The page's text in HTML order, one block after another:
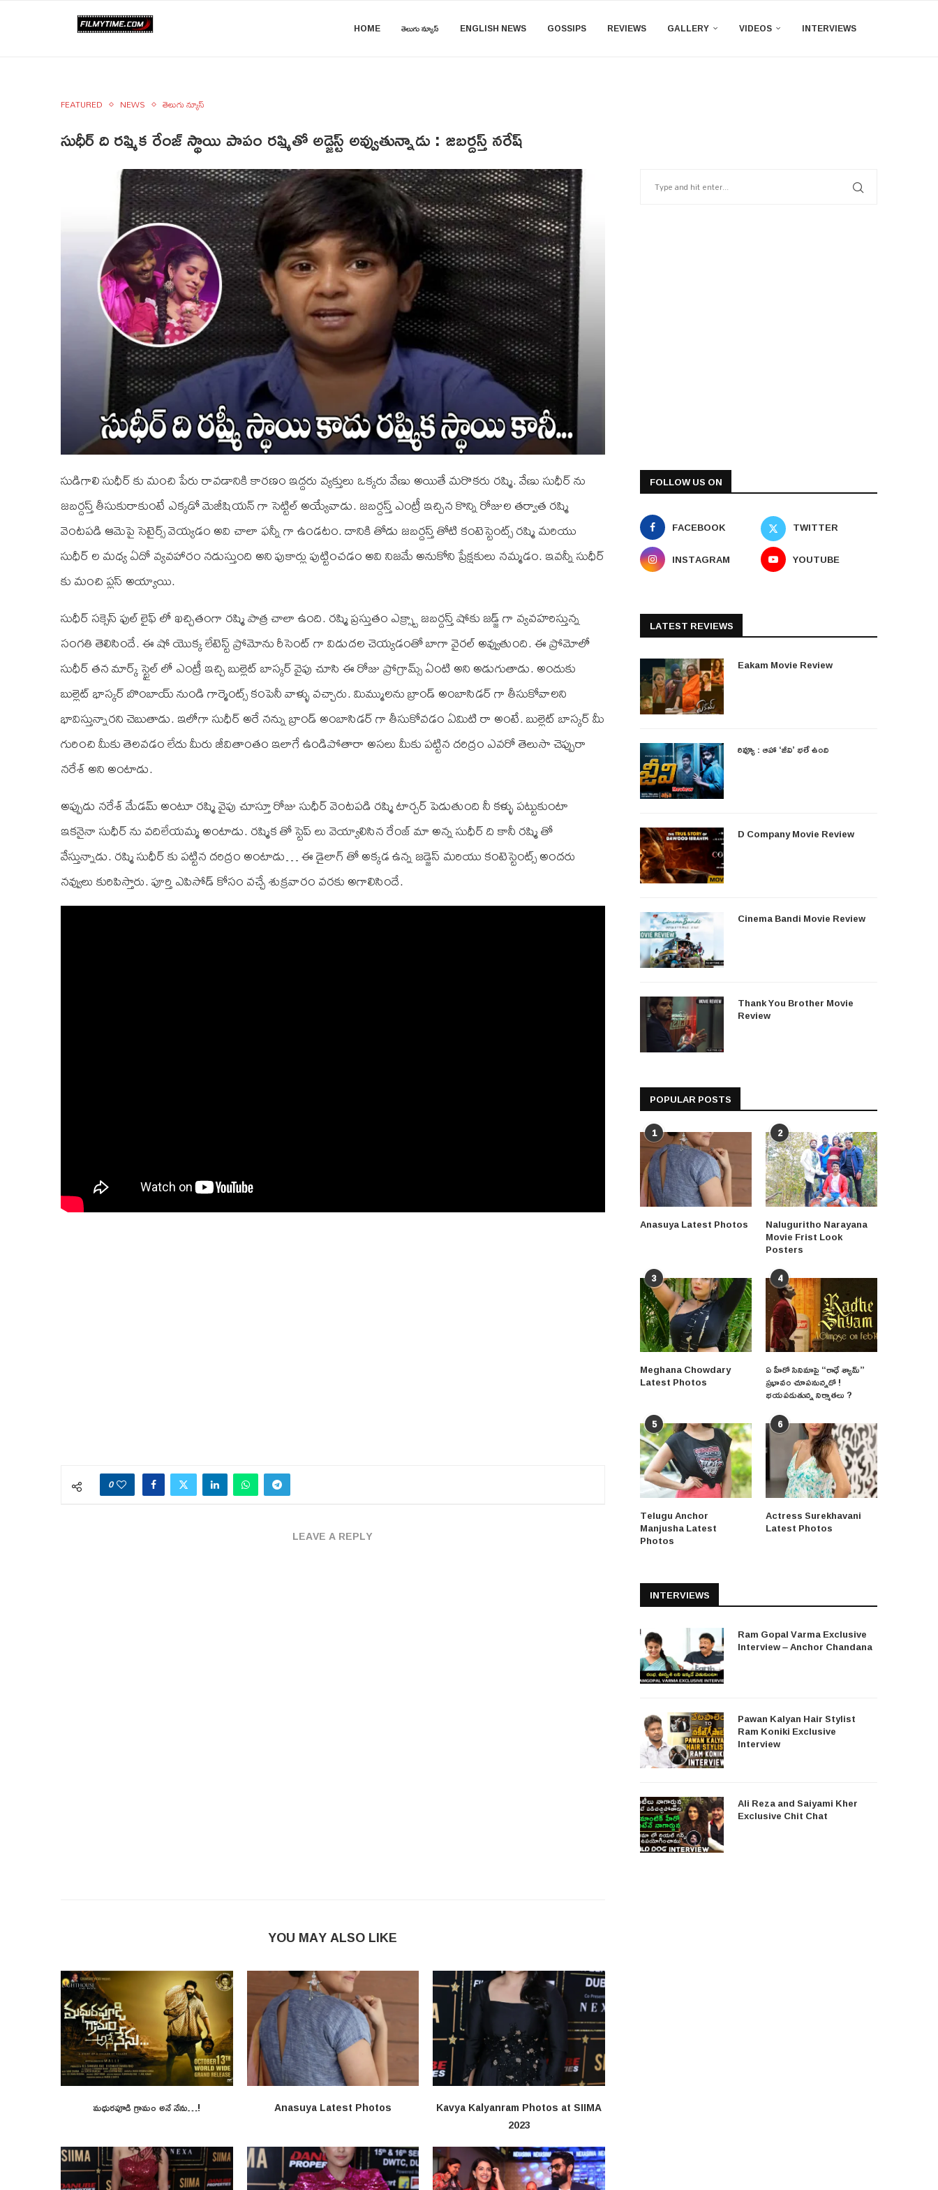
HOME తెలుగు న్యూస్ ENGLISH NEWS GOSSIPS REVIEWS GALLERY VIDEOS INTERVIEWS
FEATURED NEWS తెలుగు న్యూస్
సుధీర్ ది రష్మిక రేంజ్ స్థాయి పాపం రష్మితో అడ్జెస్ట్ అవ్వుతున్నాడు : జబర్దస్త్ నరేష్
సుడిగాలి సుధీర్ కు మంచి పేరు రావడానికి కారణం ఇద్దరు వ్యక్తులు ఒక్కరు వేణు అయితే మరొకరు రష్మి. వేణు సుధీర్ ను
జబర్దస్త్ తీసుకురాకుంటే ఎక్కడో మెజీషియన్ గా సెట్టిల్ అయ్యేవాడు. జబర్దస్త్ ఎంట్రీ ఇచ్చిన కొన్ని రోజుల తర్వాత రష్మి
వెంటపడి ఆమెపై సెటైర్స్ వెయ్యడం అవి చాలా ఫన్నీ గా ఉండటం. దానికి తోడు జబర్దస్త్ తోటి కంటెస్టెంట్స్ రష్మి మరియు
సుధీర్ ల మధ్య ఏదో వ్యవహారం నడుస్తుంది అని పుకార్లు పుట్టించడం అవి నిజమే అనుకోని ప్రేక్షకులు నమ్మడం. ఇవన్నీ సుధీర్
కు మంచి ప్లస్ అయ్యాయి.
సుధీర్ సక్సెస్ ఫుల్ లైఫ్ లో ఖచ్చితంగా రష్మి పాత్ర చాలా ఉంది. రష్మి ప్రస్తుతం ఎక్స్ట్రా జబర్దస్త్ షోకు జడ్జ్ గా వ్యవహరిస్తున్న
సంగతి తెలిసిందే. ఈ షో యొక్క లేటెస్ట్ ప్రోమోను రీసెంట్ గా విడుదల చెయ్యడంతో బాగా వైరల్ అవ్వుతుంది. ఈ ప్రోమోలో
సుధీర్ తన మార్క్ స్టైల్ లో ఎంట్రీ ఇచ్చి బుల్లెట్ బాస్కర్ వైపు చూసి ఈ రోజు ప్రోగ్రామ్స్ ఏంటి అని అడుగుతాడు. అందుకు
బుల్లెట్ భాస్కర్ బొంబాయ్ నుండి గార్మెంట్స్ కంపెనీ వాళ్ళు వచ్చారు. మిమ్ములను బ్రాండ్ అంబాసిడర్ గా తీసుకోవాలని
భావిస్తున్నారని చెబుతాడు. ఇలోగా సుధీర్ అరే నన్ను బ్రాండ్ అంబాసిడర్ గా తీసుకోవడం ఏమిటి రా అంటే. బుల్లెట్ బాస్కర్ మీ
గురించి మీకు తెలవడం లేదు మీరు జీవితాంతం ఇలాగే ఉండిపోతారా అసలు మీకు పట్టిన దరిద్రం ఎవరో తెలుసా చెప్పురా
నరేశ్ అని అంటాడు.
అప్పుడు నరేశ్ మేడమ్ అంటూ రష్మి వైపు చూస్తూ రోజు సుధీర్ వెంటపడి రష్మి టార్చర్ పెడుతుంది నీ కళ్ళు పట్టుకుంటా
ఇకనైనా సుధీర్ ను వదిలేయమ్మ అంటాడు. రష్మిక తో స్టెప్ లు వెయ్యాలిసిన రేంజ్ మా అన్న సుధీర్ ది కానీ రష్మి తో
వేస్తున్నాడు. రష్మి సుధీర్ కు పట్టిన దరిద్రం అంటాడు… ఈ డైలాగ్ తో అక్కడ ఉన్న జడ్జెస్ మరియు కంటెస్టెంట్స్ అందరు
నవ్వులు కురిపిస్తారు. పూర్తి ఎపిసోడ్ కోసం వచ్చే శుక్రవారం వరకు అగాలిసిందే.
0
LEAVE A REPLY
YOU MAY ALSO LIKE
మధురపూడి గ్రామం అనే నేను…! Anasuya Latest Photos
Kavya Kalyanram Photos at SIIMA
2023
FOLLOW US ON
FACEBOOK
TWITTER
INSTAGRAM
YOUTUBE
LATEST REVIEWS
Eakam Movie Review
రివ్యూ : ఆహా ‘జీవి’ భలే ఉంది
D Company Movie Review
Cinema Bandi Movie Review
Thank You Brother Movie
Review
POPULAR POSTS
1
Anasuya Latest Photos
2
Naluguritho Narayana
Movie Frist Look
Posters
3
Meghana Chowdary
Latest Photos
4
ఏ హీరో సినిమాపై “రాధే శ్యామ్”
ప్రభావం చూపనున్నదో !
భయపడుతున్న నిర్మాతలు ?
5
Telugu Anchor
Manjusha Latest
Photos
6
Actress Surekhavani
Latest Photos
INTERVIEWS
Ram Gopal Varma Exclusive
Interview – Anchor Chandana
Pawan Kalyan Hair Stylist
Ram Koniki Exclusive
Interview
Ali Reza and Saiyami Kher
Exclusive Chit Chat